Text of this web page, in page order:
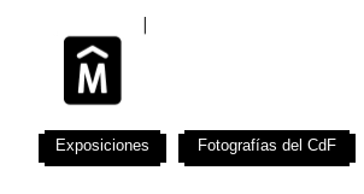
Exposiciones Fotografías del CdF